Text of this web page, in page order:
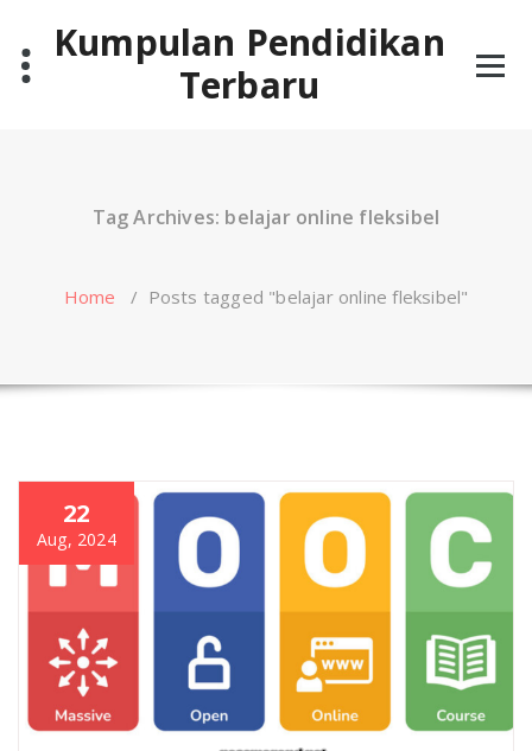
contentKumpulan Pendidikan
Terbaru
Tag Archives: belajar online fleksibel
Home / Posts tagged "belajar online fleksibel"
22
Aug, 2024